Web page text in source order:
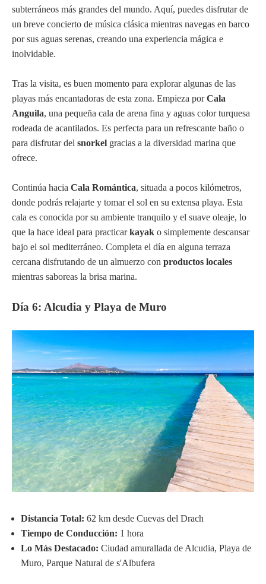
subterráneos más grandes del mundo. Aquí, puedes disfrutar de
un breve concierto de música clásica mientras navegas en barco
por sus aguas serenas, creando una experiencia mágica e
inolvidable.
Tras la visita, es buen momento para explorar algunas de las
playas más encantadoras de esta zona. Empieza porCala
Anguila, una pequeña cala de arena fina y aguas color turquesa
rodeada de acantilados. Es perfecta para un refrescante baño o
para disfrutar del snorkel gracias a la diversidad marina que
ofrece.
Continúa hacia Cala Romántica, situada a pocos kilómetros,
donde podrás relajarte y tomar el sol en su extensa playa. Esta
cala es conocida por su ambiente tranquilo y el suave oleaje, lo
que la hace ideal para practicarkayak o simplemente descansar
bajo el sol mediterráneo. Completa el día en alguna terraza
cercana disfrutando de un almuerzo con productos locales
mientras saboreas la brisa marina.
Día 6: Alcudia y Playa de Muro
Distancia Total: 62 km desde Cuevas del Drach
Tiempo de Conducción: 1 hora
Lo Más Destacado: Ciudad amurallada de Alcudia, Playa de
Muro, Parque Natural de s'Albufera